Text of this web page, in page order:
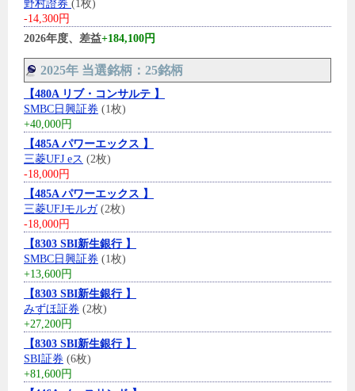
野村證券 (1枚)
-14,300円
2026年度、差益+184,100円
2025年 当選銘柄：25銘柄
【480A リブ・コンサルテ 】
SMBC日興証券 (1枚)
+40,000円
【485A パワーエックス 】
三菱UFJ eス (2枚)
-18,000円
【485A パワーエックス 】
三菱UFJモルガ(2枚)
-18,000円
【8303 SBI新生銀行 】
SMBC日興証券 (1枚)
+13,600円
【8303 SBI新生銀行 】
みずほ証券 (2枚)
+27,200円
【8303 SBI新生銀行 】
SBI証券 (6枚)
+81,600円